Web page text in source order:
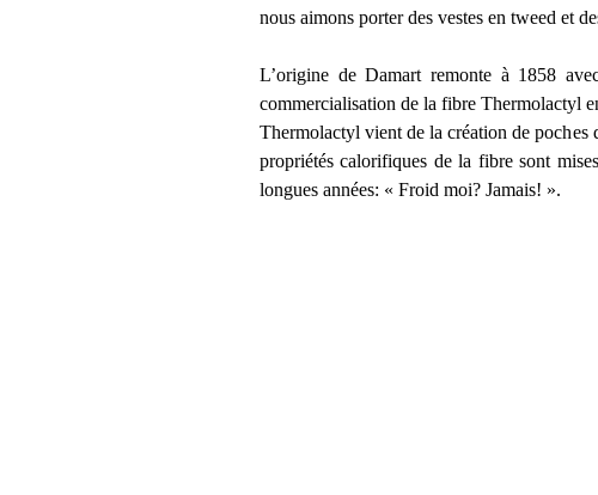
nous aimons porter des vestes en tweed et
L’origine de Damart remonte à 1858
commercialisation de la fibre Thermolactyl
Thermolactyl vient de la création de poches
propriétés calorifiques de la fibre sont
longues années: « Froid moi? Jamais! ».